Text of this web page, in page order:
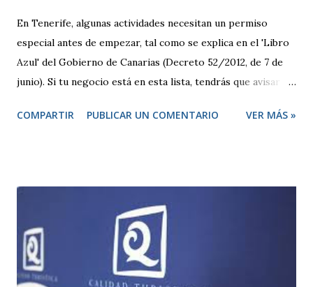
En Tenerife, algunas actividades necesitan un permiso
especial antes de empezar, tal como se explica en el 'Libro
Azul' del Gobierno de Canarias (Decreto 52/2012, de 7 de
junio). Si tu negocio está en esta lista, tendrás que avisar
específica. Por otro lado, hay otras actividades que se
responsable y la documentación necesaria, que te indicarán
en la correspondiente sede electrónica. Para ambos casos,
todo el trámite se puede hacer online a través de las
diferentes sedes electrónicas de cada ayuntamiento. LISTA
COMPARTIR PUBLICAR UN COMENTARIO VER MÁS »